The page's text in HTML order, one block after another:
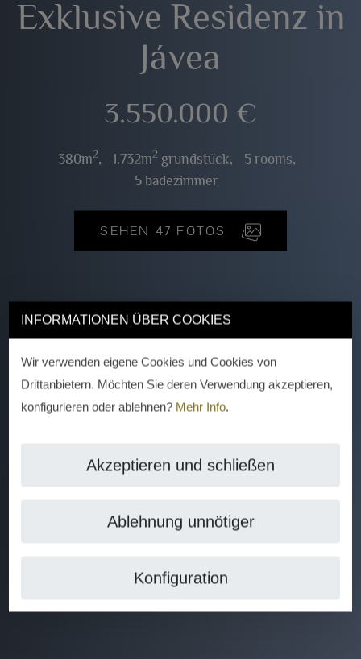
INFORMATIONEN ÜBER COOKIES
Wir verwenden eigene Cookies und Cookies von
Drittanbietern. Möchten Sie deren Verwendung akzeptieren,
konfigurieren oder ablehnen? Mehr Info.
Akzeptieren und schließen
Ablehnung unnötiger
Konfiguration
Exklusive Residenz in
Jávea
3.550.000 €
380m2, 1.732m2grundstück,
5 rooms,
5 badezimmer
SEHEN 47 FOTOS